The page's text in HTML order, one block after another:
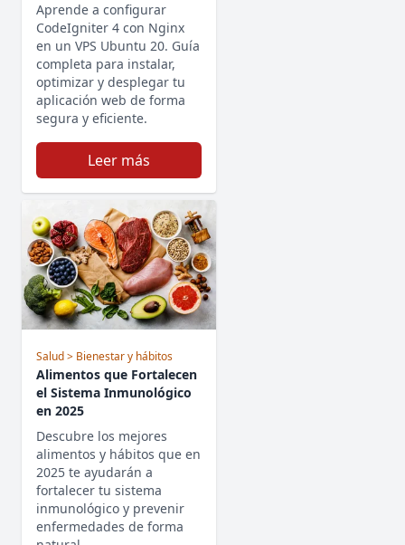
Aprende a configurar
CodeIgniter 4 con Nginx
en un VPS Ubuntu 20. Guía
completa para instalar,
optimizar y desplegar tu
aplicación web de forma
segura y eficiente.
Leer más
Salud> Bienestar y hábitos
Alimentos que Fortalecen
el Sistema Inmunológico
en 2025
Descubre los mejores
alimentos y hábitos que en
2025 te ayudarán a
fortalecer tu sistema
inmunológico y prevenir
enfermedades de forma